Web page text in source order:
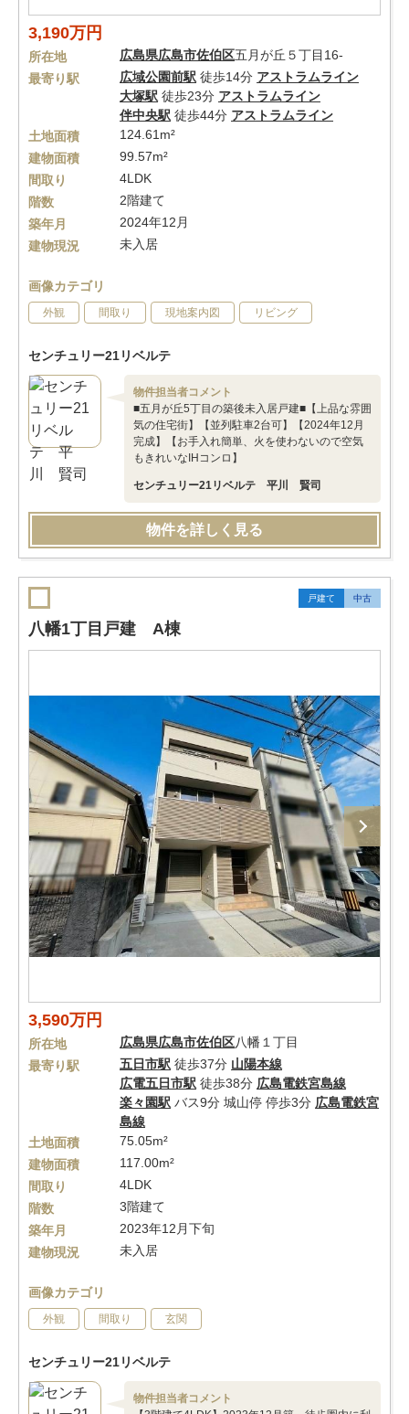
3,190万円
所在地 広島県広島市佐伯区五月が丘５丁目16-
最寄り駅
広域公園前駅 徒歩14分 アストラムライン
大塚駅 徒歩23分 アストラムライン
伴中央駅 徒歩44分 アストラムライン
土地面積
124.61m²
建物面積
99.57m²
間取り
4LDK
階数
2階建て
築年月
2024年12月
建物現況
未入居
画像カテゴリ
外観 間取り 現地案内図 リビング
センチュリー21リベルテ
物件担当者コメント
■五月が丘5丁目の築後未入居戸建■【上品な雰囲
気の住宅街】【並列駐車2台可】【2024年12月
完成】【お手入れ簡単、火を使わないので空気
もきれいなIHコンロ】
センチュリー21リベルテ 平川 賢司
物件を詳しく見る
戸建て 中古
八幡1丁目戸建 A棟
3,590万円
所在地 広島県広島市佐伯区八幡１丁目
最寄り駅
五日市駅 徒歩37分 山陽本線
広電五日市駅 徒歩38分 広島電鉄宮島線
楽々園駅 バス9分 城山停 停歩3分 広島電鉄宮
島線
土地面積
75.05m²
建物面積
117.00m²
間取り
4LDK
階数
3階建て
築年月
2023年12月下旬
建物現況
未入居
画像カテゴリ
外観 間取り 玄関
センチュリー21リベルテ
物件担当者コメント